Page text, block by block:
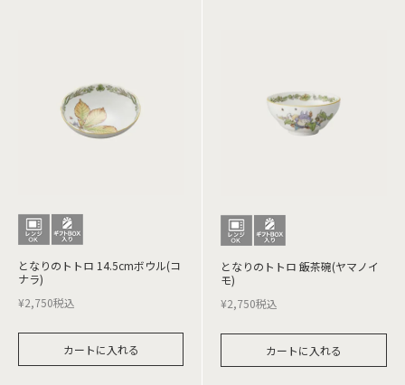
となりのトトロ 14.5cmボウル(コ
ナラ)
¥2,750税込
カートに入れる
となりのトトロ 飯茶碗(ヤマノイ
モ)
¥2,750税込
カートに入れる